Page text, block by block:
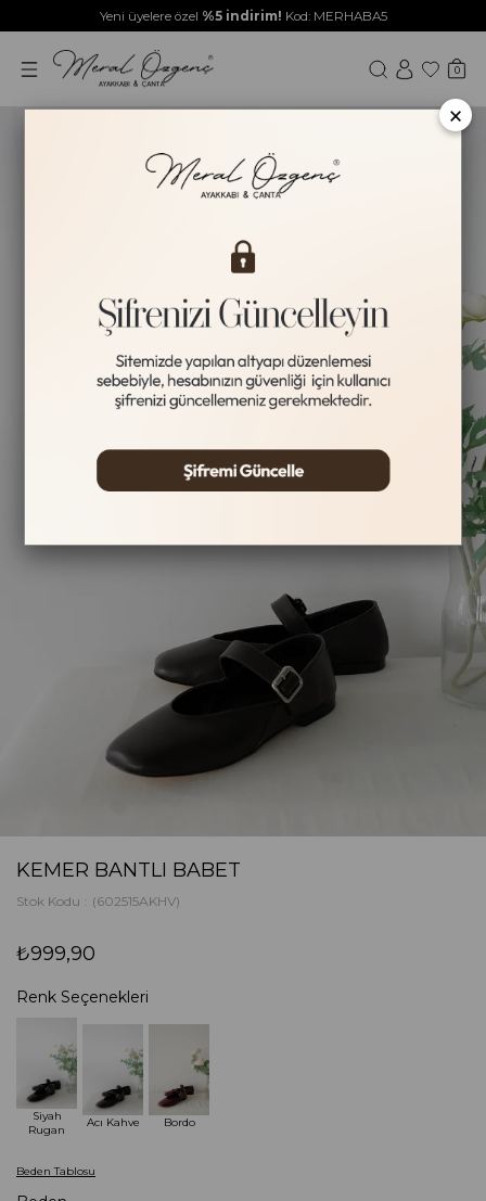
Yeni üyelere özel %5 indirim! Kod: MERHABA5
0
KEMER BANTLI BABET
Stok Kodu (602515AKHV)
₺999,90
Renk Seçenekleri
Siyah
Rugan
Acı Kahve Bordo
Beden Tablosu
×